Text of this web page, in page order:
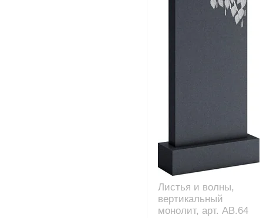
Листья и волны,
вертикальный
монолит, арт. AB.64